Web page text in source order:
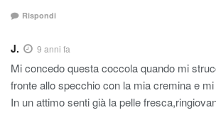
Rispondi
J. 9 anni fa
Mi concedo questa coccola quando mi
fronte allo specchio con la mia cremina e
In un attimo senti già la pelle